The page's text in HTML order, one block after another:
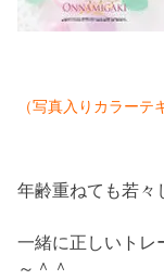
（写真入りカラーテ
年齢重ねても若々
一緒に正しいトレ
～＾＾